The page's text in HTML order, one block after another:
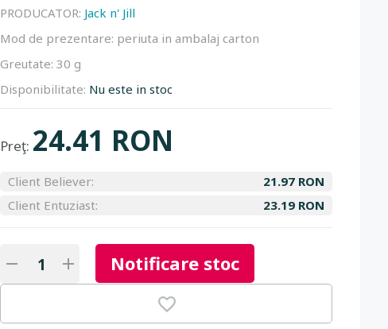
PRODUCATOR: Jack n' Jill
Mod de prezentare: periuta in ambalaj carton
Greutate: 30 g
Disponibilitate: Nu este in stoc
Preţ: 24.41 RON
Client Believer:
21.97 RON
Client Entuziast:
23.19 RON
Notificare stoc